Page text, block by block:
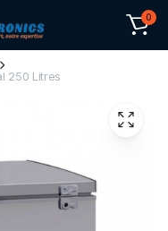
0
250 Litres